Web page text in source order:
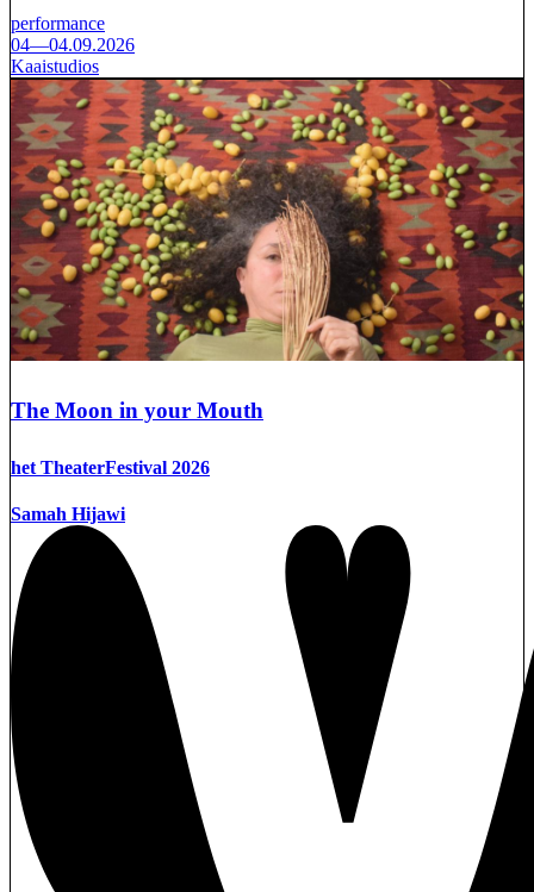
performance
04—04.09.2026
Kaaistudios
The Moon in your Mouth
het TheaterFestival 2026
Samah Hijawi